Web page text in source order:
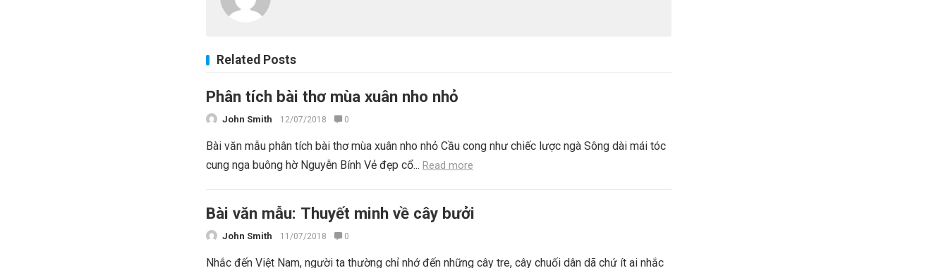
Related Posts
Phân tích bài thơ mùa xuân nho nhỏ
John Smith 12/07/2018 0
Bài văn mẫu phân tích bài thơ mùa xuân nho nhỏ Cầu cong như chiếc lược ngà Sông dài mái tóc
cung nga buông hờ Nguyễn Bính Vẻ đẹp cổ... Read more
Bài văn mẫu: Thuyết minh về cây bưởi
John Smith 11/07/2018 0
Nhắc đến Việt Nam, người ta thường chỉ nhớ đến những cây tre, cây chuối dân dã chứ ít ai nhắc